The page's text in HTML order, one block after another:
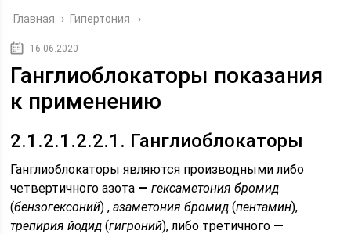
Главная › Гипертония
16.06.2020
Ганглиоблокаторы показания
к применению
2.1.2.1.2.2.1. Ганглиоблокаторы
Ганглиоблокаторы являются производными либо
четвертичного азота — гексаметония бромид
(бензогексоний) ,азаметония бромид (пентамин),
трепирия йодид (гигроний), либо третичного —